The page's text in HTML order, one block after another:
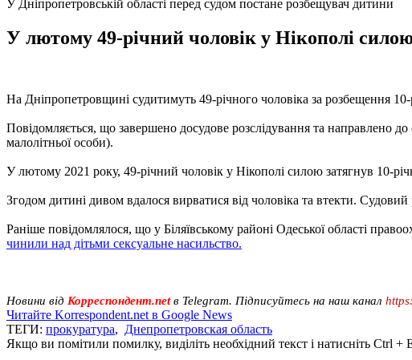
У Дніпропетровській області перед судом постане розбещувач дитини
У лютому 49-річний чоловік у Нікополі
На Дніпропетровщині судитимуть 49-річного чоловіка за розбещення
Повідомляється, що завершено досудове розслідування та направлено
малолітньої особи).
У лютому 2021 року, 49-річний чоловік у Нікополі силою затягнув 10-
Згодом дитині дивом вдалося вирватися від чоловіка та втекти.
Раніше повідомлялося, що у Біляївському районі Одеської області
чинили над дітьми сексуальне насильство.
Новини від Корреспондент.netв Telegram. Підписуйтесь на наш канал
Читайте Korrespondent.net в Google News
ТЕГИ: прокуратура, Днепропетровская область
Якщо ви помітили помилку, виділіть необхідний текст і натисніть Ctrl